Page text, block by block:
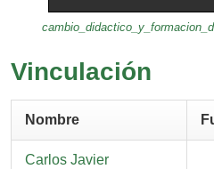
Vinculación
Nombre
Nombre
Carlos Javier